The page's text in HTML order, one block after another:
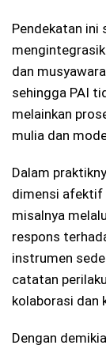
Pendekatan ini
dan
sehingga PAI
melainkan
mulia dan
Dalam
dimensi afektif
misalnya
respons
instrumen
catatan
kolaborasi dan
Dengan